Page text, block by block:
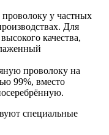
проволоку у частных
Для
качества,
проволоку на
99%, вместо
специальные